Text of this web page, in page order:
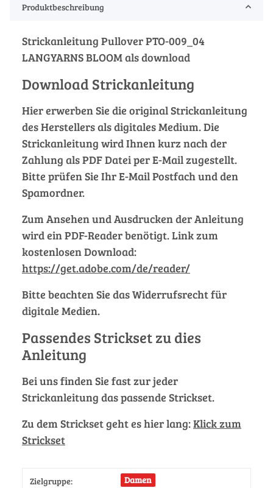
Produktbeschreibung
Strickanleitung Pullover PTO-009_04
LANGYARNS BLOOM als download
Download Strickanleitung
Hier erwerben Sie die original Strickanleitung
des Herstellers als digitales Medium. Die
Strickanleitung wird Ihnen kurz nach der
Zahlung als PDF Datei per E-Mail zugestellt.
Bitte prüfen Sie Ihr E-Mail Postfach und den
Spamordner.
Zum Ansehen und Ausdrucken der Anleitung
wird ein PDF-Reader benötigt. Link zum
kostenlosen Download:
https://get.adobe.com/de/reader/
Bitte beachten Sie das Widerrufsrecht für
digitale Medien.
Passendes Strickset zu dies
Anleitung
Bei uns finden Sie fast zur jeder
Strickanleitung das passende Strickset.
Zu dem Strickset geht es hier lang:Klick zum
Strickset
Zielgruppe: Damen